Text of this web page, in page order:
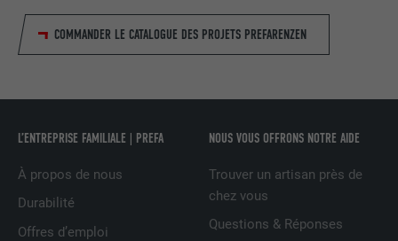
COMMANDER LE CATALOGUE DES PROJETS PREFARENZEN
L’ENTREPRISE FAMILIALE | PREFA
À propos de nous
Durabilité
Offres d’emploi
NOUS VOUS OFFRONS NOTRE AIDE
Trouver un artisan près de
chez vous
Questions & Réponses
EXPIRATION 3 mois
UTILITÉ
Est utilisé par Facebook pour afficher
exemple des offres en temps réel
d'annonceurs tiers.